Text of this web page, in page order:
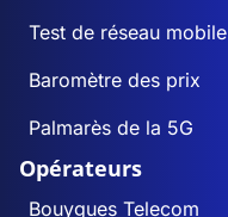
Test de réseau mobile
Baromètre des prix
Palmarès de la 5G
Opérateurs
Bouygues Telecom